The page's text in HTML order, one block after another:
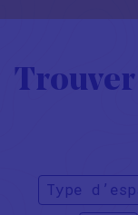
Trouver
Type